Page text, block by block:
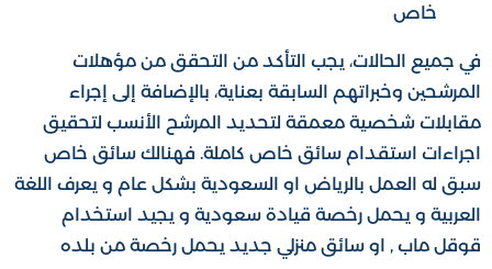
خاص
في جميع الحالات، يجب التأكد من التحقق من مؤهلات
المرشحين وخبراتهم السابقة بعناية، بالإضافة إلى إجراء
مقابلات شخصية معمقة لتحديد المرشح الأنسب لتحقيق
اجراءات استقدام سائق خاص كاملة. فهنالك سائق خاص
سبق له العمل بالرياض او السعودية بشكل عام و يعرف اللغة
العربية و يحمل رخصة قيادة سعودية و يجيد استخدام
قوقل ماب , او سائق منزلي جديد يحمل رخصة من بلده